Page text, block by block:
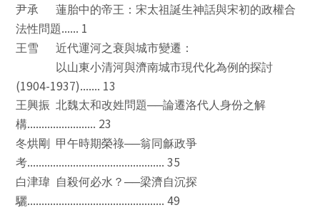
尹承
蓮胎中的帝王：宋太祖誕生神話與宋初的政權合
法性問題...... 1
王雪
近代運河之衰與城市變遷：
以山東小清河與濟南城市現代化為例的探討
(1904-1937)....... 13
王興振 北魏太和改姓問題──論遷洛代人身份之解
構........................ 23
冬烘剛 甲午時期榮祿──翁同龢政爭
考................................................ 35
白津瑋 自殺何必水？──梁濟自沉探
驪................................................ 49